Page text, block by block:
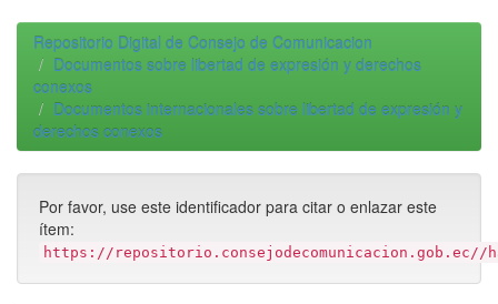
Repositorio Digital de Consejo de Comunicacion
Documentos sobre libertad de expresión y derechos
conexos
Documentos internacionales sobre libertad de expresión y
derechos conexos
Por favor, use este identificador para citar o enlazar este
ítem:
https://repositorio.consejodecomunicacion.gob.ec//